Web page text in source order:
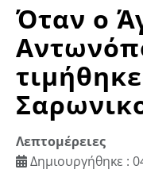
Όταν ο
Λεπτομέρειες
Δημιουργήθηκε :